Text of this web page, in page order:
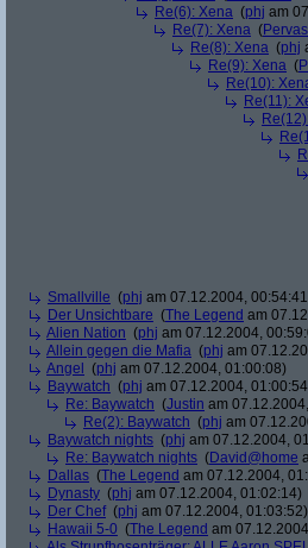
Re(6): Xena (phj am
Re(7): Xena (
Re(8): Xena (phj
Re(9): Xena (
Re(10):
Re(11):
Smallville (phj am 07.12.2004,
Der Unsichtbare (The Legend am
Alien Nation (phj am 07.12.2004,
Allein gegen die Mafia (phj am
Angel
(phj am 07.12.2004, 01:00:08)
Baywatch (phj am 07.12.2004,
Re: Baywatch (Justin am
Re(2): Baywatch (phj am
Baywatch nights (phj am 07.12.2004,
Re: Baywatch nights (David@home
Dallas (The Legend am 07.12.2004,
Dynasty (phj am 07.12.2004, 01:02:14)
Der Chef(phj am 07.12.2004, 01:03:52)
Hawaii 5-0 (The Legend am